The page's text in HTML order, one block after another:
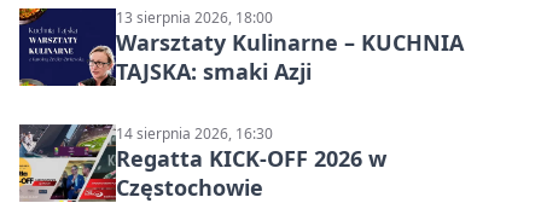
13 sierpnia 2026, 18:00
Warsztaty Kulinarne – KUCHNIA
TAJSKA: smaki Azji
14 sierpnia 2026, 16:30
Regatta KICK-OFF 2026 w
Częstochowie